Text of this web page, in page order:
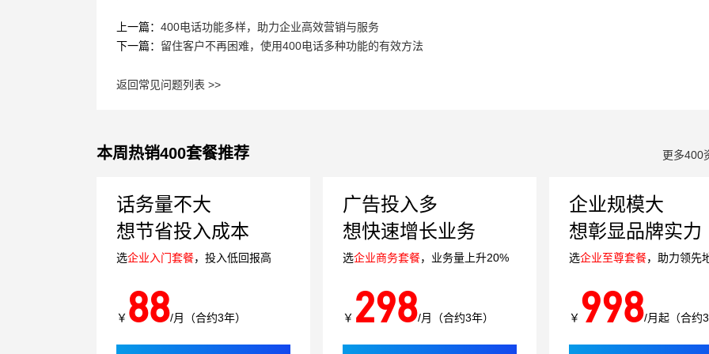
上一篇： 400电话功能多样，助力企业高效营销与服务
下一篇： 留住客户不再困难，使用400电话多种功能的有效方法
返回常见问题列表 >>
本周热销400套餐推荐 更多400
话务量不大
想节省投入成本
选企业入门套餐，投入低回报高
￥ 88/月（合约3年）
广告投入多
想快速增长业务
选企业商务套餐，业务量上升20%
￥ 298/月（合约3年）
企业规模大
想彰显品牌实力
选企业至尊套餐，助力领先
￥ 998/月起（合约